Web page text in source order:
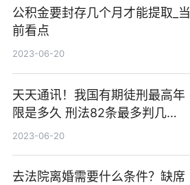
公积金要封存几个月才能提取_当
前看点
2023-06-20
天天通讯！我国有期徒刑最高年
限是多久 刑法82条最多判几
年？
2023-06-20
去法院离婚需要什么条件？缺席